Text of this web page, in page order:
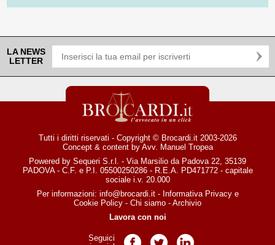
LA NEWS
LETTER
Tutti i diritti riservati - Copyright © Brocardi.it 2003-2026
Concept & content by Avv. Manuel Tropea
Powered by Sequeri S.r.l. - Via Marsilio da Padova 22, 35139
PADOVA - C.F. e P.I. 05500250286 - R.E.A. PD471772 - capitale
sociale i.v. 20.000
Per informazioni: info@brocardi.it- Informativa Privacye
Cookie Policy - Chi siamo - Archivio
Lavora con noi
Seguici
Pagina Facebook
Pagina TwitterPagina LinkedIn